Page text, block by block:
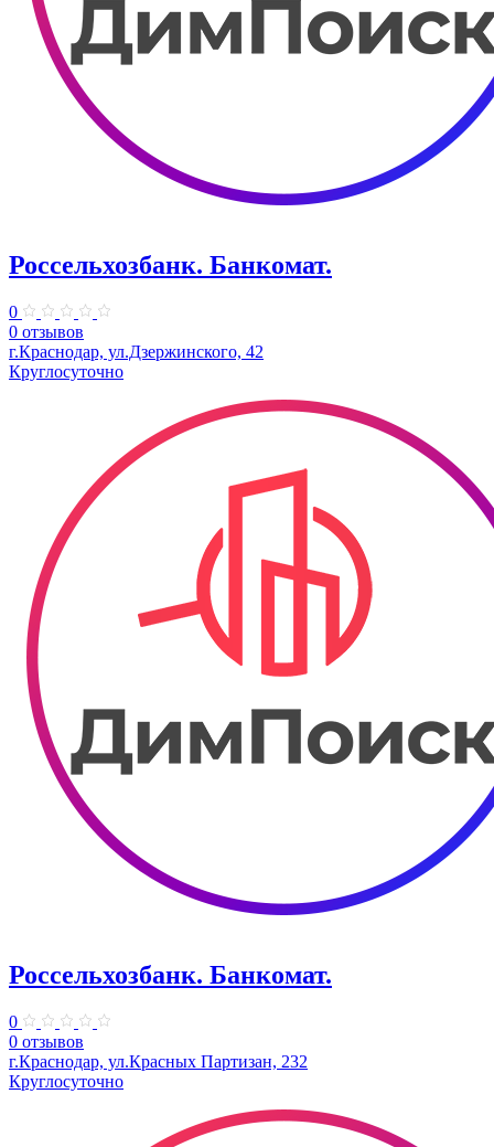
Россельхозбанк. Банкомат.
0
0 отзывов
г.Краснодар, ул.Дзержинского, 42
Круглосуточно
Россельхозбанк. Банкомат.
0
0 отзывов
г.Краснодар, ул.Красных Партизан, 232
Круглосуточно